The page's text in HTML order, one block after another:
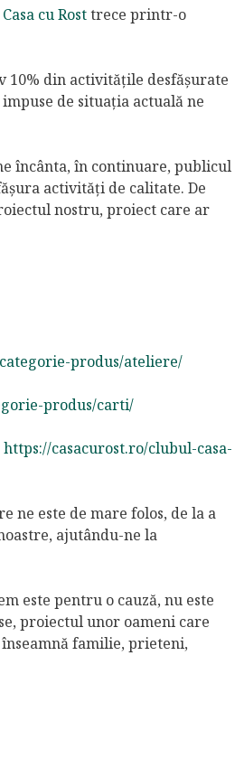
Casa cu Rosttrece printr-o
din activitățile desfășurate
de situația actuală ne
încânta, în continuare, publicul
activități de calitate. De
nostru, proiect care ar
produs/ateliere/
produs/carti/
https://casacurost.ro/clubul-casa-
ne este de mare folos, de la a
ajutându-ne la
este pentru o cauză, nu este
proiectul unor oameni care
familie, prieteni,